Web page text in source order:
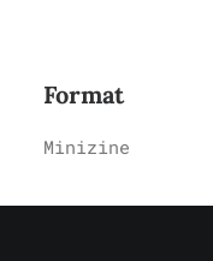
Format
Minizine